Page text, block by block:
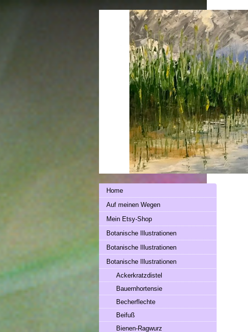
Home
Auf meinen Wegen
Mein Etsy-Shop
Botanische Illustrationen
Botanische Illustrationen
Botanische Illustrationen
Ackerkratzdistel
Bauernhortensie
Becherflechte
Beifuß
Bienen-Ragwurz